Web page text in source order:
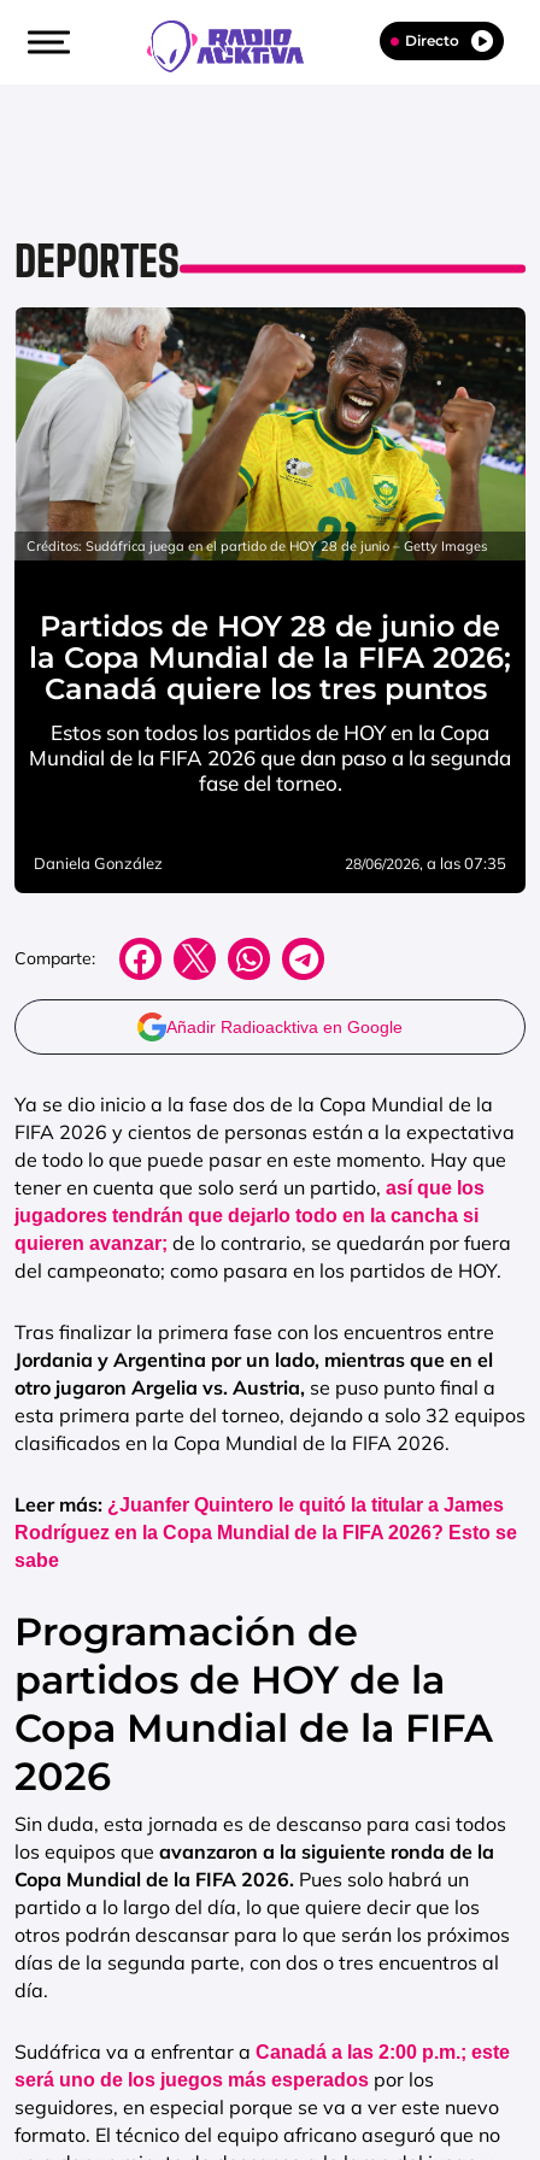
Directo
DEPORTES
Créditos: Sudáfrica juega en el partido de HOY 28 de junio – Getty Images
Partidos de HOY 28 de junio de
la Copa Mundial de la FIFA 2026;
Canadá quiere los tres puntos
Estos son todos los partidos de HOY en la Copa
Mundial de la FIFA 2026 que dan paso a la segunda
fase del torneo.
Daniela González 28/06/2026, a las 07:35
Comparte:
Añadir Radioacktiva en Google
Ya se dio inicio a la fase dos de la Copa Mundial de la
FIFA 2026 y cientos de personas están a la expectativa
de todo lo que puede pasar en este momento. Hay que
tener en cuenta que solo será un partido, así que los
jugadores tendrán que dejarlo todo en la cancha si
quieren avanzar; de lo contrario, se quedarán por fuera
del campeonato; como pasara en los partidos de HOY.
Tras finalizar la primera fase con los encuentros entre
Jordania y Argentina por un lado, mientras que en el
otro jugaron Argelia vs. Austria, se puso punto final a
esta primera parte del torneo, dejando a solo 32 equipos
clasificados en la Copa Mundial de la FIFA 2026.
Leer más: ¿Juanfer Quintero le quitó la titular a James
Rodríguez en la Copa Mundial de la FIFA 2026? Esto se
sabe
Programación de
partidos de HOY de la
Copa Mundial de la FIFA
2026
Sin duda, esta jornada es de descanso para casi todos
los equipos que avanzaron a la siguiente ronda de la
Copa Mundial de la FIFA 2026. Pues solo habrá un
partido a lo largo del día, lo que quiere decir que los
otros podrán descansar para lo que serán los próximos
días de la segunda parte, con dos o tres encuentros al
día.
Sudáfrica va a enfrentar a Canadá a las 2:00 p.m.; este
será uno de los juegos más esperados por los
seguidores, en especial porque se va a ver este nuevo
formato. El técnico del equipo africano aseguró que no